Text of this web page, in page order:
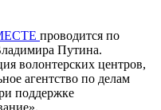
проводится по
Путина.
волонтерских центров,
агентство по делам
поддержке